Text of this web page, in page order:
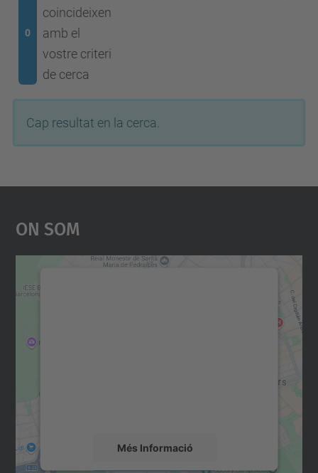
0
coincideixen
amb el
vostre criteri
de cerca
Cap resultat en la cerca.
On Som
Més Informació